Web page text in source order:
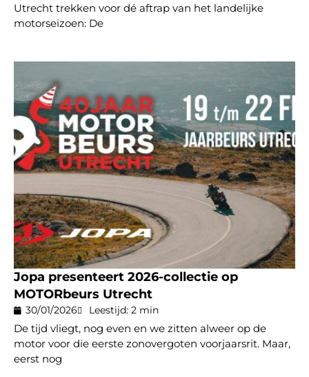
Utrecht trekken voor dé aftrap van het landelijke
motorseizoen: De
Jopa presenteert 2026-collectie op
MOTORbeurs Utrecht
30/01/2026 Leestijd: 2 min
De tijd vliegt, nog even en we zitten alweer op de
motor voor die eerste zonovergoten voorjaarsrit. Maar,
eerst nog